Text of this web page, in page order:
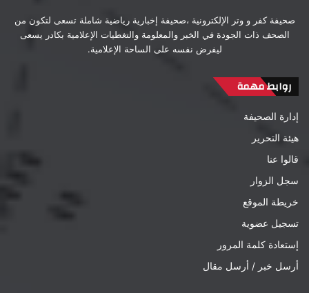
صحيفة كفر و وتر الإلكترونية ،صحيفة إخبارية رياضية شاملة تسعى لتكون من
الصحف ذات الجودة في الخبر والمعلومة والتغطيات الإعلامية بكادر يسعى
ليفرض نفسه على الساحة الإعلامية.
روابط مهمة
إدارة الصحيفة
هيئة التحرير
قالوا عنا
سجل الزوار
خريطة الموقع
تسجيل عضوية
إستعادة كلمة المرور
أرسل خبر / أرسل مقال